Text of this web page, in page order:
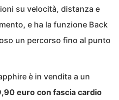
su velocità, distanza e
e ha la funzione Back
un percorso fino al punto
è in vendita a un
euro con fascia cardio